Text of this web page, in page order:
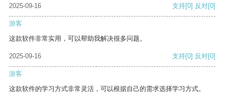
2025-09-16 支持[0] 反对[0]
游客
这款软件非常实用，可以帮助我解决很多问题。
2025-09-16 支持[0] 反对[0]
游客
这款软件的学习方式非常灵活，可以根据自己的需求选择学习方式。